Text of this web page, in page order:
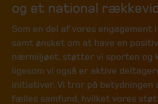
og et national
Som en del af vores engagement
samt ønsket om at have en
nærmiljøet, støtter vi sporten og
ligesom vi også er aktive
initiativer. Vi tror på betydningen
fælles samfund, hvilket vores